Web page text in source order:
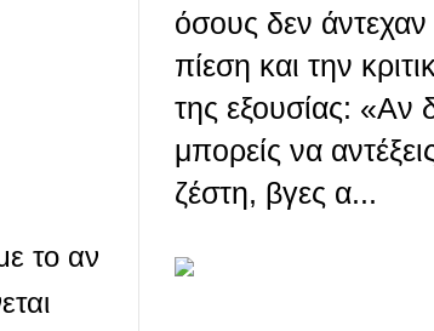
το αν
όσους δεν άντεχαν
πίεση και την
της εξουσίας: «Αν
μπορείς να
ζέστη, βγες α...